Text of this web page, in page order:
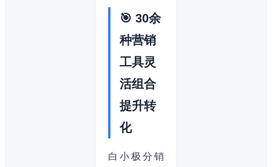
🎯 30余
种营销
工具灵
活组合
提升转
化
白小极分销